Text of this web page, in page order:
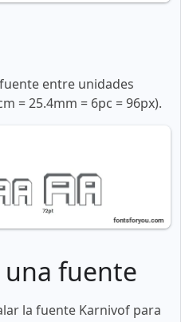
entre unidades
= 25.4mm = 6pc = 96px).
fuente
la fuente Karnivof para